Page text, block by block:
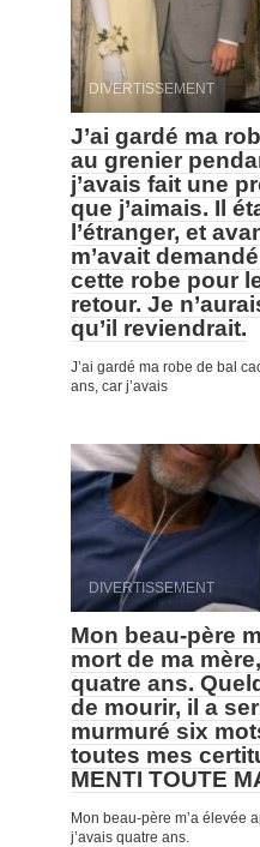
DIVERTISSEMENT
J’ai gardé ma
au grenier
j’avais fait une
que j’aimais. Il
l’étranger, et
m’avait
cette robe pour
retour. Je
qu’il reviendrait.
J’ai gardé ma robe de bal
ans, car j’avais
DIVERTISSEMENT
Mon beau-père
mort de ma
quatre ans.
de mourir, il a
murmuré six
toutes mes
MENTI TOUTE
Mon beau-père m’a élevée
j’avais quatre ans.